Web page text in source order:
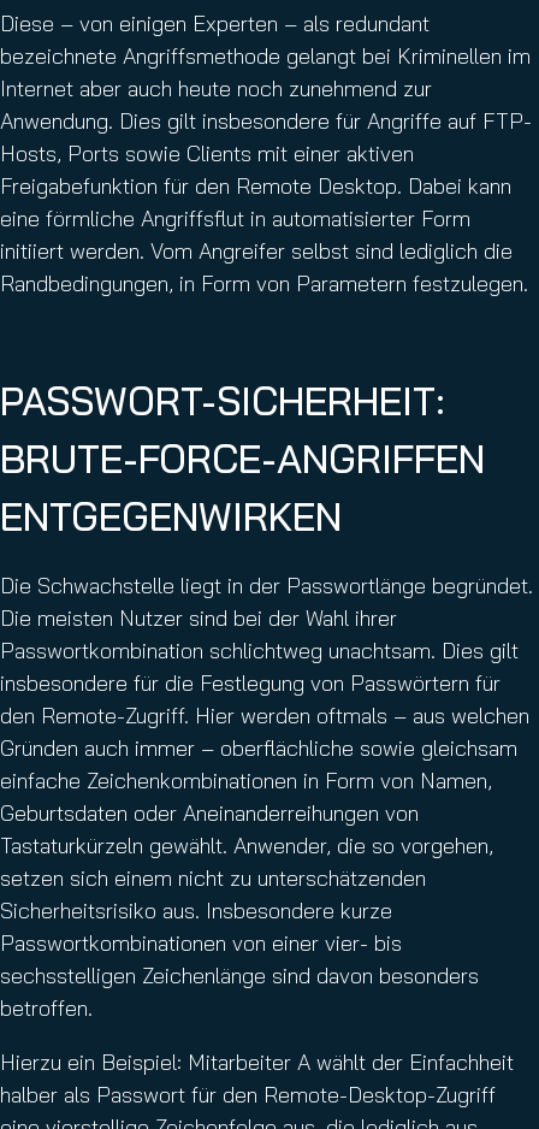
Diese – von einigen Experten – als redundant
bezeichnete Angriffsmethode gelangt bei Kriminellen im
Internet aber auch heute noch zunehmend zur
Anwendung. Dies gilt insbesondere für Angriffe auf FTP-
Hosts, Ports sowie Clients mit einer aktiven
Freigabefunktion für den Remote Desktop. Dabei kann
eine förmliche Angriffsflut in automatisierter Form
initiiert werden. Vom Angreifer selbst sind lediglich die
Randbedingungen, in Form von Parametern festzulegen.
PASSWORT-SICHERHEIT:
BRUTE-FORCE-ANGRIFFEN
ENTGEGENWIRKEN
Die Schwachstelle liegt in der Passwortlänge begründet.
Die meisten Nutzer sind bei der Wahl ihrer
Passwortkombination schlichtweg unachtsam. Dies gilt
insbesondere für die Festlegung von Passwörtern für
den Remote-Zugriff. Hier werden oftmals – aus welchen
Gründen auch immer – oberflächliche sowie gleichsam
einfache Zeichenkombinationen in Form von Namen,
Geburtsdaten oder Aneinanderreihungen von
Tastaturkürzeln gewählt. Anwender, die so vorgehen,
setzen sich einem nicht zu unterschätzenden
Sicherheitsrisiko aus. Insbesondere kurze
Passwortkombinationen von einer vier- bis
sechsstelligen Zeichenlänge sind davon besonders
betroffen.
Hierzu ein Beispiel: Mitarbeiter A wählt der Einfachheit
halber als Passwort für den Remote-Desktop-Zugriff